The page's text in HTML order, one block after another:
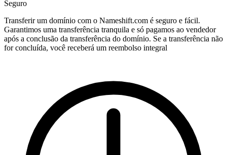
Seguro
Transferir um domínio com o Nameshift.com é seguro e fácil.
Garantimos uma transferência tranquila e só pagamos ao vendedor
após a conclusão da transferência do domínio. Se a transferência não
for concluída, você receberá um reembolso integral